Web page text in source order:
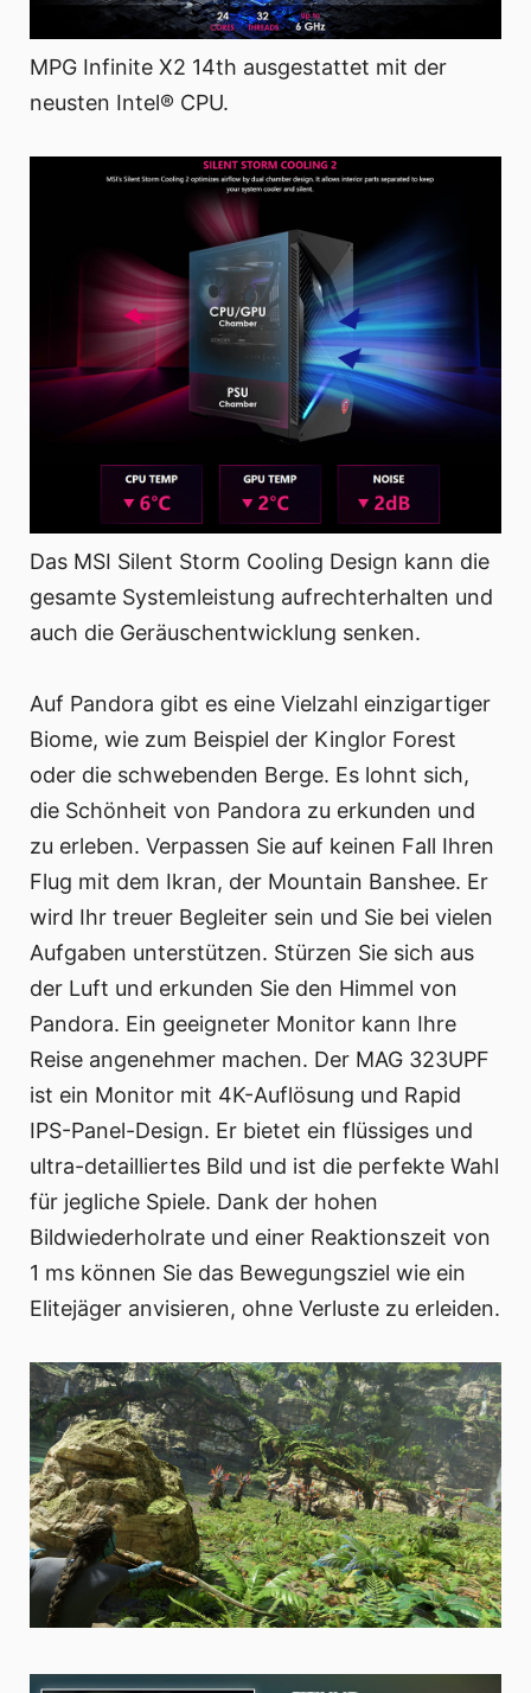
MPG Infinite X2 14th ausgestattet mit der
neusten Intel® CPU.
Das MSI Silent Storm Cooling Design kann die
gesamte Systemleistung aufrechterhalten und
auch die Geräuschentwicklung senken.
Auf Pandora gibt es eine Vielzahl einzigartiger
Biome, wie zum Beispiel der Kinglor Forest
oder die schwebenden Berge. Es lohnt sich,
die Schönheit von Pandora zu erkunden und
zu erleben. Verpassen Sie auf keinen Fall Ihren
Flug mit dem Ikran, der Mountain Banshee. Er
wird Ihr treuer Begleiter sein und Sie bei vielen
Aufgaben unterstützen. Stürzen Sie sich aus
der Luft und erkunden Sie den Himmel von
Pandora. Ein geeigneter Monitor kann Ihre
Reise angenehmer machen. Der MAG 323UPF
ist ein Monitor mit 4K-Auflösung und Rapid
IPS-Panel-Design. Er bietet ein flüssiges und
ultra-detailliertes Bild und ist die perfekte Wahl
für jegliche Spiele. Dank der hohen
Bildwiederholrate und einer Reaktionszeit von
1 ms können Sie das Bewegungsziel wie ein
Elitejäger anvisieren, ohne Verluste zu erleiden.